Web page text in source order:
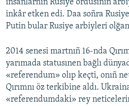
insanlarnıñ Rusiye ordusınıñ
inkâr etken edi. Daa soñra
Putin bular Rusiye arbiyleri
2014 senesi martnıñ 16-nda
yarımada statusınen bağlı
«referendum» olıp keçti, onıñ
Qırımnı öz terkibine aldı.
«referendumdaki» rey